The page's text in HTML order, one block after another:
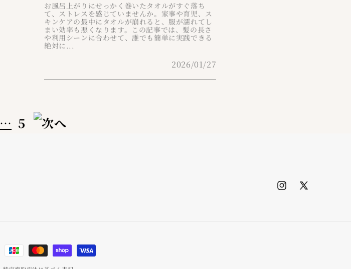
お風呂上がりにせっかく巻いたタオルがすぐ落ち
て、ストレスを感じていませんか。家事や育児、ス
キンケアの最中にタオルが崩れると、服が濡れてし
まい効率も悪くなります。この記事では、髪の長さ
や利用シーンに合わせて、誰でも簡単に実践できる
絶対に...
2026/01/27
… 5
Instagram
X